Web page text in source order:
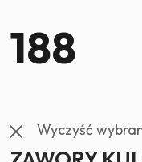
188
Wyczyść